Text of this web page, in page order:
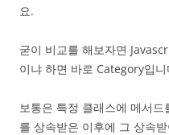
요.
굳이 비교를 해보자면
이냐 하면 바로 Category입니
보통은 특정 클래스에 메서
를 상속받은 이후에 그 상속